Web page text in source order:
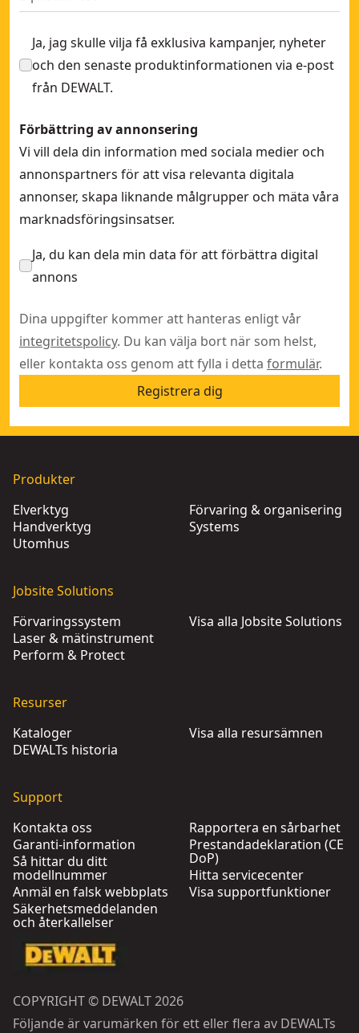
Ja, jag skulle vilja få exklusiva kampanjer, nyheter
och den senaste produktinformationen via e-post
från DEWALT.
Förbättring av annonsering
Vi vill dela din information med sociala medier och
annonspartners för att visa relevanta digitala
annonser, skapa liknande målgrupper och mäta våra
marknadsföringsinsatser.
Ja, du kan dela min data för att förbättra digital
annons
Dina uppgifter kommer att hanteras enligt vår
integritetspolicy. Du kan välja bort när som helst,
eller kontakta oss genom att fylla i detta formulär.
Registrera dig
Produkter
Elverktyg
Handverktyg
Utomhus
Förvaring & organisering
Systems
Jobsite Solutions
Förvaringssystem
Laser & mätinstrument
Perform & Protect
Visa alla Jobsite Solutions
Resurser
Kataloger
DEWALTs historia
Visa alla resursämnen
Support
Kontakta oss
Garanti-information
Så hittar du ditt
modellnummer
Anmäl en falsk webbplats
Säkerhetsmeddelanden
och återkallelser
Rapportera en sårbarhet
Prestandadeklaration (CE
DoP)
Hitta servicecenter
Visa supportfunktioner
COPYRIGHT © DEWALT 2026
Följande är varumärken för ett eller flera av DEWALTs